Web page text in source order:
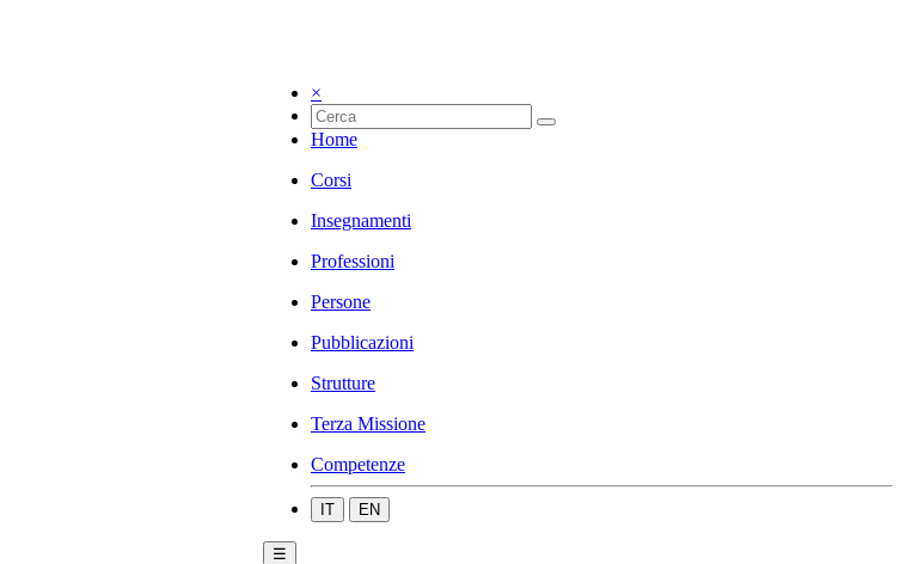
×
Home
Corsi
Insegnamenti
Professioni
Persone
Pubblicazioni
Strutture
Terza Missione
Competenze
IT EN
☰